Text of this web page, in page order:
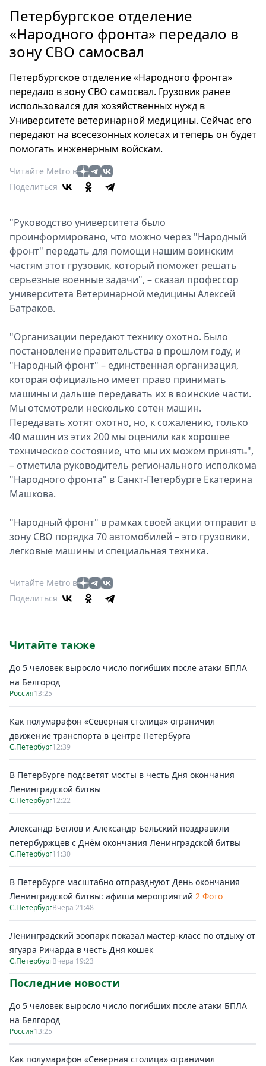
Россия
Мир
Здоровье
Туризм
Мода
Театр
Кино
Афиша
Книги
Выставки
О
Metro
Стримы
Спецпроекты
Звезды
Скачай
Metro
Петербургское отделение
«Народного фронта» передало в
зону СВО самосвал
Петербургское отделение «Народного фронта»
передало в зону СВО самосвал. Грузовик ранее
использовался для хозяйственных нужд в
Университете ветеринарной медицины. Сейчас его
передают на всесезонных колесах и теперь он будет
помогать инженерным войскам.
Читайте Metro в
Поделиться
"Руководство университета было
проинформировано, что можно через "Народный
фронт" передать для помощи нашим воинским
частям этот грузовик, который поможет решать
серьезные военные задачи", – сказал профессор
университета Ветеринарной медицины Алексей
Батраков.
"Организации передают технику охотно. Было
постановление правительства в прошлом году, и
"Народный фронт" – единственная организация,
которая официально имеет право принимать
машины и дальше передавать их в воинские части.
Мы отсмотрели несколько сотен машин.
Передавать хотят охотно, но, к сожалению, только
40 машин из этих 200 мы оценили как хорошее
техническое состояние, что мы их можем принять",
– отметила руководитель регионального исполкома
"Народного фронта" в Санкт-Петербурге Екатерина
Машкова.
"Народный фронт" в рамках своей акции отправит в
зону СВО порядка 70 автомобилей – это грузовики,
легковые машины и специальная техника.
Читайте Metro в
Поделиться
Читайте также
До 5 человек выросло число погибших после атаки БПЛА
на Белгород
Россия13:25
Как полумарафон «Северная столица» ограничил
движение транспорта в центре Петербурга
С.Петербург12:39
В Петербурге подсветят мосты в честь Дня окончания
Ленинградской битвы
С.Петербург12:22
Александр Беглов и Александр Бельский поздравили
петербуржцев с Днём окончания Ленинградской битвы
С.Петербург11:30
В Петербурге масштабно отпразднуют День окончания
Ленинградской битвы: афиша мероприятий 2 Фото
С.ПетербургВчера 21:48
Ленинградский зоопарк показал мастер-класс по отдыху от
ягуара Ричарда в честь Дня кошек
С.ПетербургВчера 19:23
Последние новости
До 5 человек выросло число погибших после атаки БПЛА
на Белгород
Россия13:25
Как полумарафон «Северная столица» ограничил